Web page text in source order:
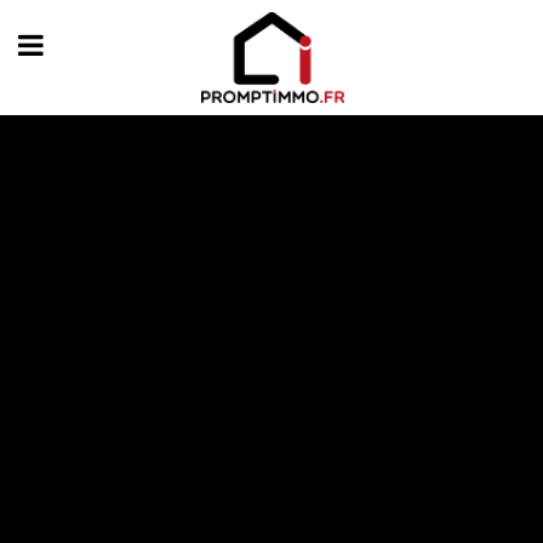
Les étapes de la vente d’un bien
AllLocal commercial No Property foundProcessing ...